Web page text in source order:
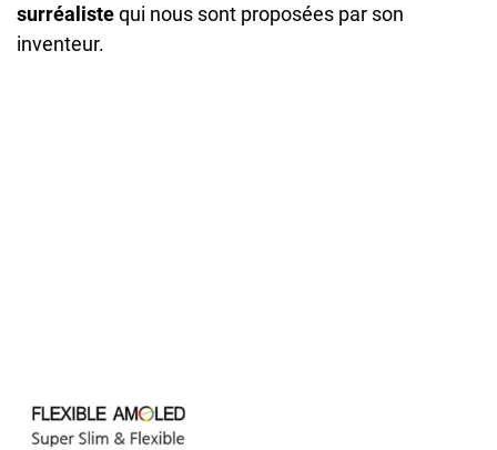
surréalistequi nous sont proposées par son
inventeur.